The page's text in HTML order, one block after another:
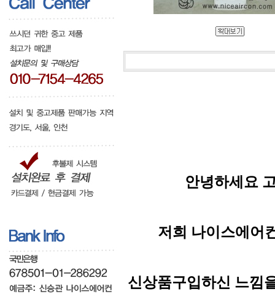
안녕하세요
저희 나이스에어
신상품구입하신 느낌